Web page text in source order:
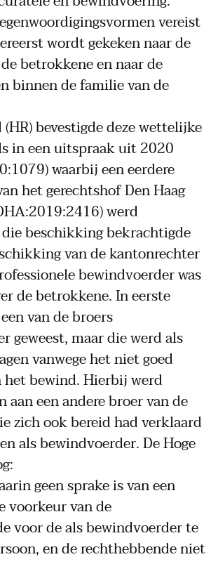
vereist
wordt gekeken naar de
betrokkene en naar de
binnen de familie van de
(HR) bevestigde deze wettelijke
in een uitspraak uit 2020
waarbij een eerdere
het gerechtshof Den Haag
werd
beschikking bekrachtigde
van de kantonrechter
bewindvoerder was
de betrokkene. In eerste
van de broers
geweest, maar die werd als
vanwege het niet goed
het bewind. Hierbij werd
aan een andere broer van de
zich ook bereid had verklaard
als bewindvoerder. De Hoge
geen sprake is van een
van de
voor de als bewindvoerder te
en de rechthebbende niet